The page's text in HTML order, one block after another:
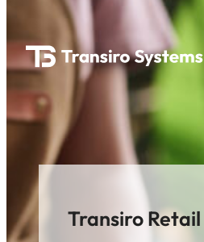
Hoppa
innehåll
Transiro Retail